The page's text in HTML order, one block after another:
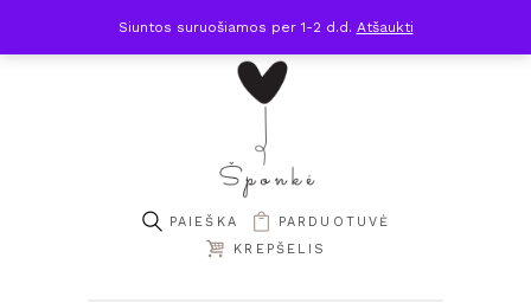
PARDUOTUVĖ
KREPŠELIS
Siuntos suruošiamos per 1-2 d.d. Atšaukti